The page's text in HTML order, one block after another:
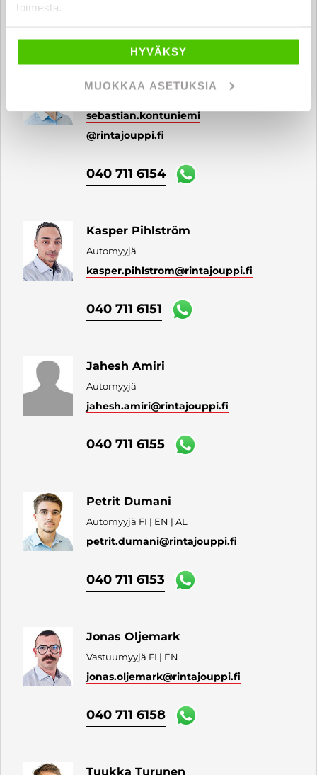
toimesta.
HYVÄKSY
MUOKKAA ASETUKSIA
sebastian.kontuniemi
@rintajouppi.fi
040 711 6154
Kasper Pihlström
Automyyjä
kasper.pihlstrom@rintajouppi.fi
040 711 6151
Jahesh Amiri
Automyyjä
jahesh.amiri@rintajouppi.fi
040 711 6155
Petrit Dumani
Automyyjä FI | EN | AL
petrit.dumani@rintajouppi.fi
040 711 6153
Jonas Oljemark
Vastuumyyjä FI | EN
jonas.oljemark@rintajouppi.fi
040 711 6158
Tuukka Turunen